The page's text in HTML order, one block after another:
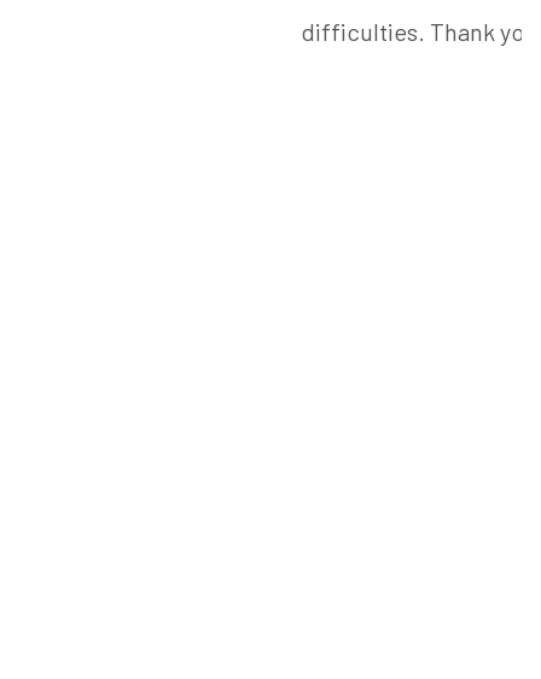
difficulties. Thank